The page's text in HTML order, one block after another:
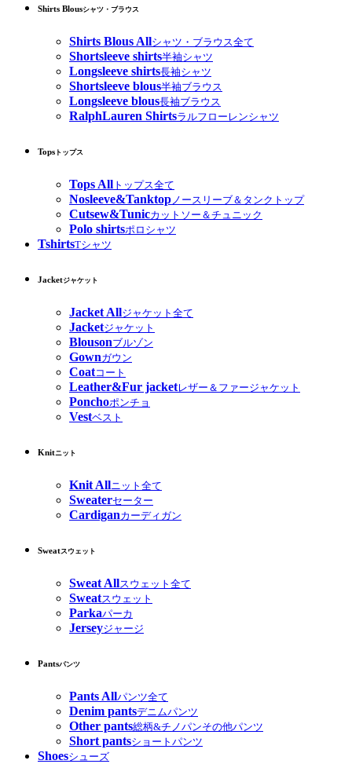
Shirts Blousシャツ・ブラウス
Shirts Blous Allシャツ・ブラウス全て
Shortsleeve shirts半袖シャツ
Longsleeve shirts長袖シャツ
Shortsleeve blous半袖ブラウス
Longsleeve blous長袖ブラウス
RalphLauren Shirtsラルフローレンシャツ
Tops トップス
Tops All トップス全て
Nosleeve&Tanktopノースリーブ＆タンクトップ
Cutsew&Tunicカットソー＆チュニック
Polo shirtsポロシャツ
TshirtsTシャツ
Jacketジャケット
Jacket Allジャケット全て
Jacketジャケット
Blousonブルゾン
Gownガウン
Coatコート
Leather&Fur jacketレザー＆ファージャケット
Ponchoポンチョ
Vestベスト
Knitニット
Knit Allニット全て
Sweaterセーター
Cardiganカーディガン
Sweatスウェット
Sweat Allスウェット全て
Sweatスウェット
Parkaパーカ
Jerseyジャージ
Pantsパンツ
Pants Allパンツ全て
Denim pantsデニムパンツ
Other pants総柄&チノパンその他パンツ
Short pantsショートパンツ
Shoesシューズ